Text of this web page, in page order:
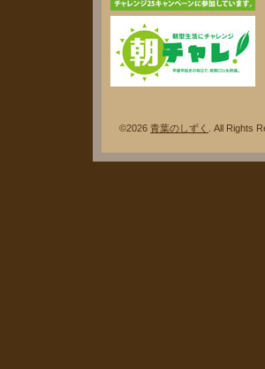
©2026 青葉のしずく . All Rights